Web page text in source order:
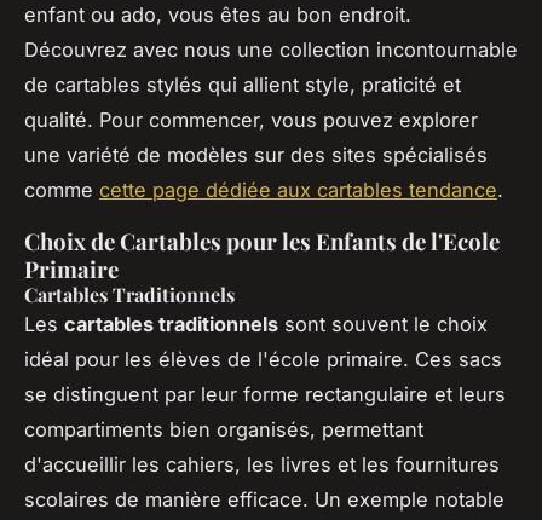
enfant ou ado, vous êtes au bon endroit.
Découvrez avec nous une collection incontournable
de cartables stylés qui allient style, praticité et
qualité. Pour commencer, vous pouvez explorer
une variété de modèles sur des sites spécialisés
comme cette page dédiée aux cartables tendance.
Choix de Cartables pour les Enfants de l'Ecole
Primaire
Cartables Traditionnels
Les cartables traditionnels sont souvent le choix
idéal pour les élèves de l'école primaire. Ces sacs
se distinguent par leur forme rectangulaire et leurs
compartiments bien organisés, permettant
d'accueillir les cahiers, les livres et les fournitures
scolaires de manière efficace. Un exemple notable